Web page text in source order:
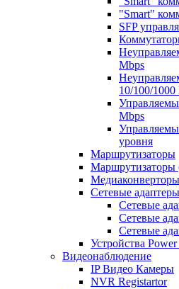
"Smart"
SFP
Mbps
10/100/1000
Mbps
уровня
Маршрутизаторы
Маршрутизаторы
Медиаконверторы
Сетевые адаптеры
Сетевые
Сетевые
Сетевые
Устройства
Видеонаблюдение
IP Видео Камеры
NVR Registartor